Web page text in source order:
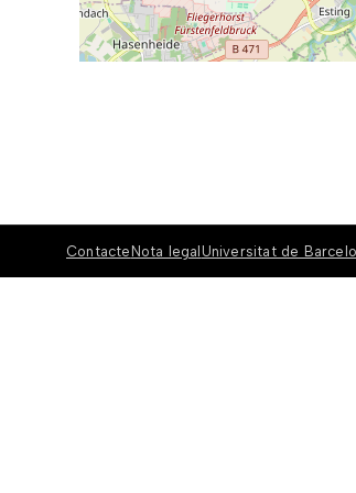
Contacte Nota legal Universitat de